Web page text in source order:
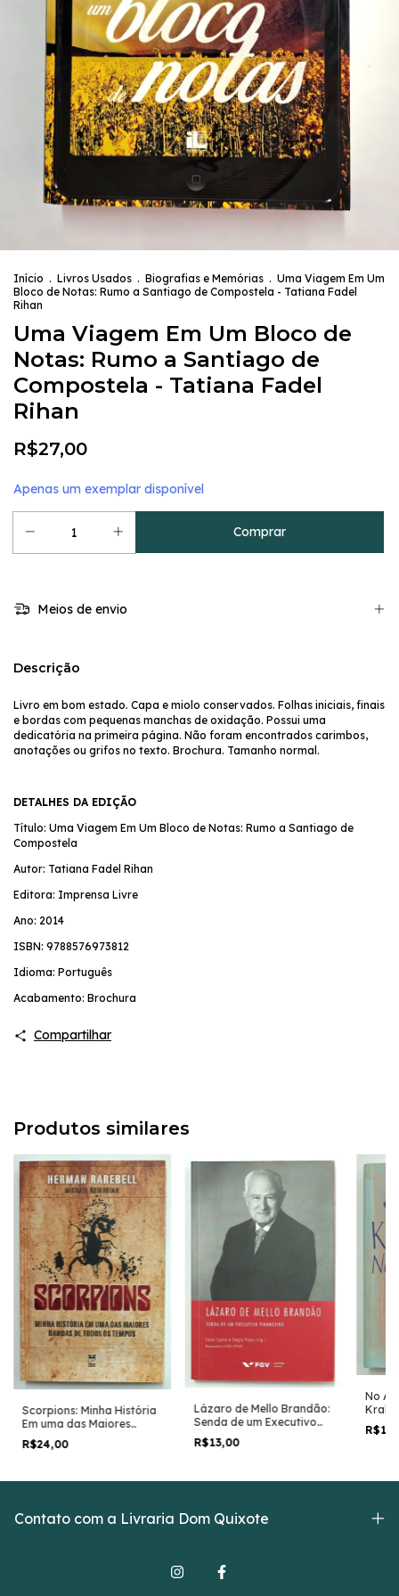
Início . Livros Usados . Biografias e Memórias . Uma Viagem Em Um
Bloco de Notas: Rumo a Santiago de Compostela - Tatiana Fadel
Rihan
Uma Viagem Em Um Bloco de
Notas: Rumo a Santiago de
Compostela - Tatiana Fadel
Rihan
R$27,00
Apenas um exemplar disponível
Meios de envio
Descrição
Livro em bom estado. Capa e miolo conservados. Folhas iniciais, finais
e bordas com pequenas manchas de oxidação. Possui uma
dedicatória na primeira página. Não foram encontrados carimbos,
anotações ou grifos no texto. Brochura. Tamanho normal.
DETALHES DA EDIÇÃO
Título: Uma Viagem Em Um Bloco de Notas: Rumo a Santiago de
Compostela
Autor: Tatiana Fadel Rihan
Editora: Imprensa Livre
Ano: 2014
ISBN: 9788576973812
Idioma: Português
Acabamento: Brochura
Compartilhar
Produtos similares
Scorpions: Minha História
Em uma das Maiores
Bandas e Todos os
Tempos - Herman Rarebel
R$24,00
Lázaro de Mello Brandão:
Senda de um Executivo
Financeiro - Celso Castro
e Sérgio Praça (orgs)
R$13,00
No Ar
Contato com a Livraria Dom Quixote